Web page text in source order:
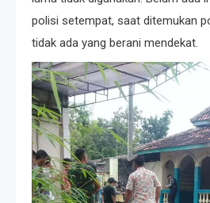
polisi setempat, saat ditemukan
tidak ada yang berani mendekat.